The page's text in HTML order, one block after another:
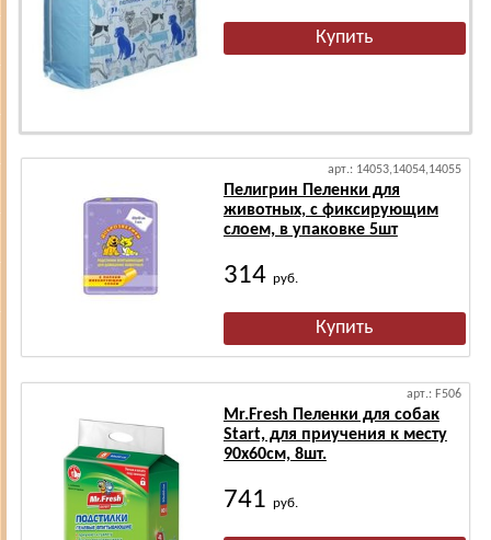
арт.: 14053,14054,14055
Пелигрин Пеленки для
животных, с фиксирующим
слоем, в упаковке 5шт
314 руб.
арт.: F506
Mr.Fresh Пеленки для собак
Start, для приучения к месту
90х60см, 8шт.
741 руб.